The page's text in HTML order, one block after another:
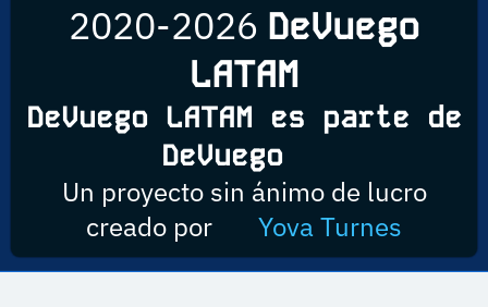
2020-2026 DeVuego
LATAM
DeVuego LATAM es parte de
DeVuego
Un proyecto sin ánimo de lucro
creado por
Yova Turnes